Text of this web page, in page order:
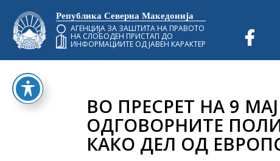
Република Северна Македонија
АГЕНЦИЈА ЗА ЗАШТИТА НА ПРАВОТО
НА СЛОБОДЕН ПРИСТАП ДО
ИНФОРМАЦИИТЕ ОД ЈАВЕН КАРАКТЕР
ВО ПРЕСРЕТ НА 9
ОДГОВОРНИТЕ
КАКО ДЕЛ ОД